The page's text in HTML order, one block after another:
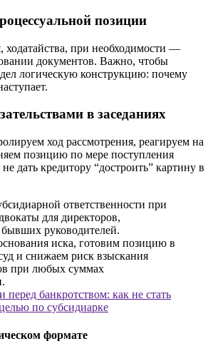
позиции
ходатайства, при необходимости —
документов. Важно, чтобы
логическую конструкцию: почему
в заседаниях
ход рассмотрения, реагируем на
позицию по мере поступления
дать кредитору “достроить” картину в
перед банкротством: как не стать
по субсидиарке
формате